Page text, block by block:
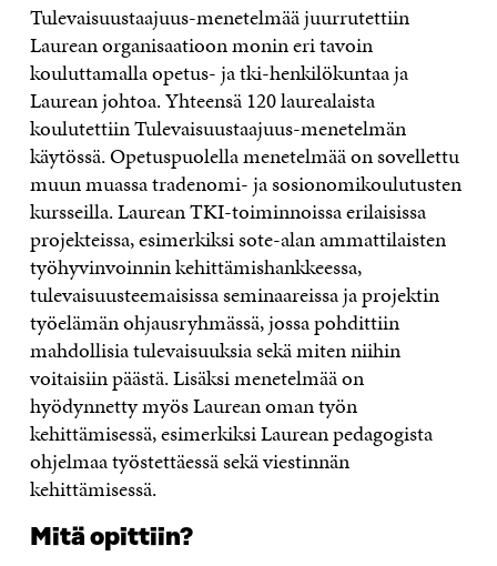
Tulevaisuustaajuus-menetelmää juurrutettiin
Laurean organisaatioon monin eri tavoin
kouluttamalla opetus- ja tki-henkilökuntaa ja
Laurean johtoa. Yhteensä 120 laurealaista
koulutettiin Tulevaisuustaajuus-menetelmän
käytössä. Opetuspuolella menetelmää on sovellettu
muun muassa tradenomi- ja sosionomikoulutusten
kursseilla. Laurean TKI-toiminnoissa erilaisissa
projekteissa, esimerkiksi sote-alan ammattilaisten
työhyvinvoinnin kehittämishankkeessa,
tulevaisuusteemaisissa seminaareissa ja projektin
työelämän ohjausryhmässä, jossa pohdittiin
mahdollisia tulevaisuuksia sekä miten niihin
voitaisiin päästä. Lisäksi menetelmää on
hyödynnetty myös Laurean oman työn
kehittämisessä, esimerkiksi Laurean pedagogista
ohjelmaa työstettäessä sekä viestinnän
kehittämisessä.
Mitä opittiin?